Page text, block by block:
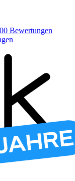
Bewertungen